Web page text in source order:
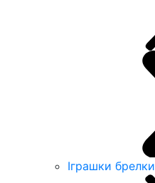
Іграшки брелки